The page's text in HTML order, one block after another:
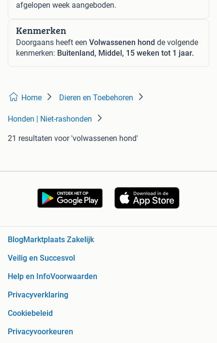
afgelopen week aangeboden.
Kenmerken
Doorgaans heeft een Volwassenen hond de volgende
kenmerken: Buitenland, Middel, 15 weken tot 1 jaar.
Home Dieren en Toebehoren
Honden | Niet-rashonden
21 resultaten voor 'volwassenen hond'
BlogMarktplaats Zakelijk
Veilig en Succesvol
Help en InfoVoorwaarden
Privacyverklaring
Cookiebeleid
Privacyvoorkeuren